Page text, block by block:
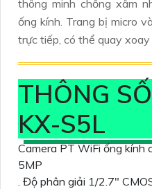
thông minh chống xâm
ống kính. Trang bị micro
trực tiếp, có thể quay
THÔNG
KX-S5L
Camera PT WiFi ống kính
5MP
. Độ phân giải 1/2.7"